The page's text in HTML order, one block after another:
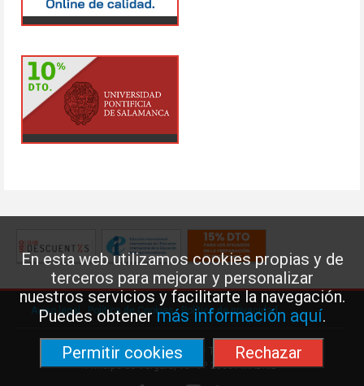
En esta web utilizamos cookies propias y de
terceros para mejorar y personalizar
nuestros servicios y facilitarte la navegación.
Puedes obtenermás información aquí.
Permitir cookies
Rechazar
Aviso legal·Política de Cookies·Política de privacidad
Federación de Enseñanza de USO · Teléfono: 91 577 41 13 ·
Príncipe de Vergara, 13 · 7º 28001 MADRID